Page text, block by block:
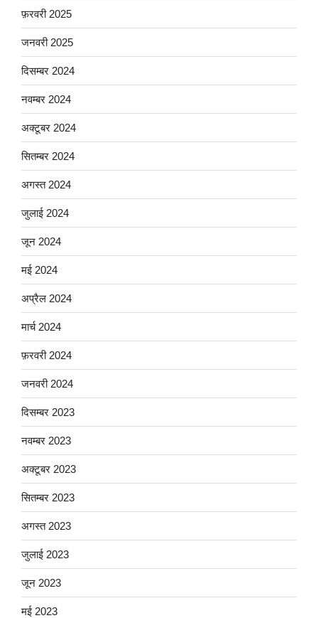
फ़रवरी 2025
जनवरी 2025
दिसम्बर 2024
नवम्बर 2024
अक्टूबर 2024
सितम्बर 2024
अगस्त 2024
जुलाई 2024
जून 2024
मई 2024
अप्रैल 2024
मार्च 2024
फ़रवरी 2024
जनवरी 2024
दिसम्बर 2023
नवम्बर 2023
अक्टूबर 2023
सितम्बर 2023
अगस्त 2023
जुलाई 2023
जून 2023
मई 2023